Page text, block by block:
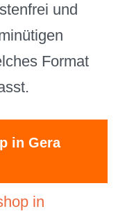
und
Format
in Gera
in